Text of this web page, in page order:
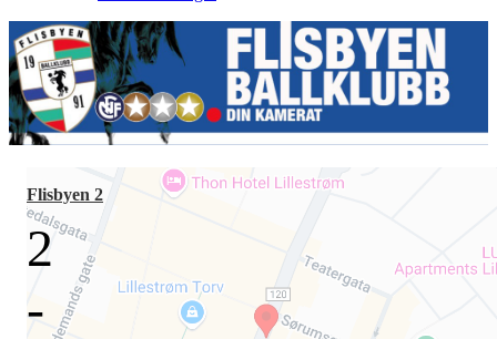
Flisbyen 2
2
-